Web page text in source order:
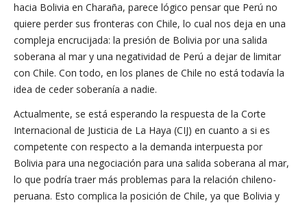
hacia Bolivia en Charaña, parece lógico pensar que Perú no
quiere perder sus fronteras con Chile, lo cual nos deja en una
compleja encrucijada: la presión de Bolivia por una salida
soberana al mar y una negatividad de Perú a dejar de limitar
con Chile. Con todo, en los planes de Chile no está todavía la
idea de ceder soberanía a nadie.
Actualmente, se está esperando la respuesta de la Corte
Internacional de Justicia de La Haya (CIJ) en cuanto a si es
competente con respecto a la demanda interpuesta por
Bolivia para una negociación para una salida soberana al mar,
lo que podría traer más problemas para la relación chileno-
peruana. Esto complica la posición de Chile, ya que Bolivia y